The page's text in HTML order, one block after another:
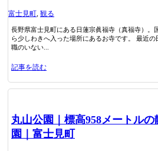
富士見町, 観る
長野県富士見町にある日蓮宗眞福寺（真福寺）。
ら少しわきへ入った場所にあるお寺です。 最近の
職のいない...
記事を読む
丸山公園｜標高958メートルの
園｜富士見町